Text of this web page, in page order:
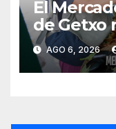
El
de Getxo
AGO 6, 2026